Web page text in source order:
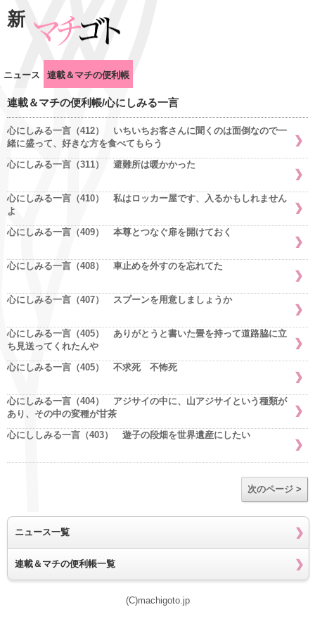
新
ニュース 連載＆マチの便利帳
連載＆マチの便利帳/心にしみる一言
心にしみる一言（412） いちいちお客さんに聞くのは面倒なので一
緒に盛って、好きな方を食べてもらう
心にしみる一言（311） 避難所は暖かかった
心にしみる一言（410） 私はロッカー屋です、入るかもしれません
よ
心にしみる一言（409） 本尊とつなぐ扉を開けておく
心にしみる一言（408） 車止めを外すのを忘れてた
心にしみる一言（407） スプーンを用意しましょうか
心にしみる一言（405） ありがとうと書いた畳を持って道路脇に立
ち見送ってくれたんや
心にしみる一言（405） 不求死 不怖死
心にしみる一言（404） アジサイの中に、山アジサイという種類が
あり、その中の変種が甘茶
心にししみる一言（403） 遊子の段畑を世界遺産にしたい
次のページ >
ニュース一覧
連載＆マチの便利帳一覧
(C)machigoto.jp